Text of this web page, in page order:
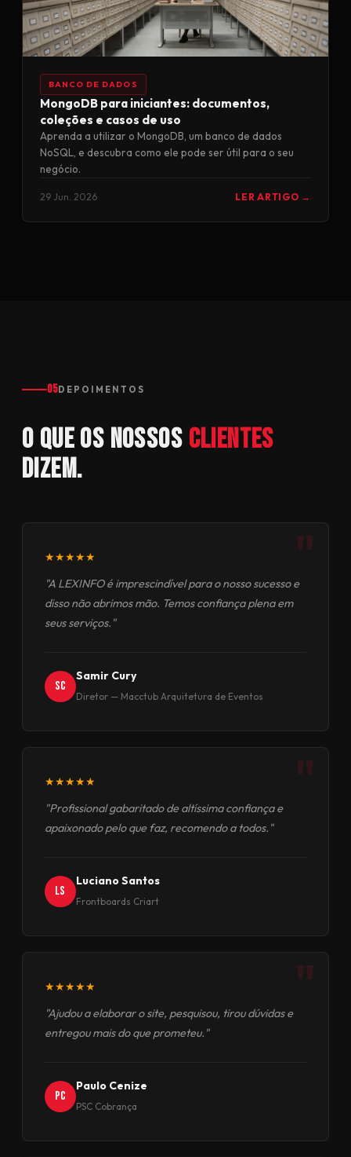
BANCO DE DADOS
MongoDB para iniciantes: documentos,
coleções e casos de uso
Aprenda a utilizar o MongoDB, um banco de dados
NoSQL, e descubra como ele pode ser útil para o seu
negócio.
29 Jun. 2026 LER ARTIGO →
05DEPOIMENTOS
O que os nossos clientes
dizem.
"
★★★★★
"A LEXINFO é imprescindível para o nosso sucesso e
disso não abrimos mão. Temos confiança plena em
seus serviços."
SC
Samir Cury
Diretor — Macctub Arquitetura de Eventos
"
★★★★★
"Profissional gabaritado de altíssima confiança e
apaixonado pelo que faz, recomendo a todos."
LS
Luciano Santos
Frontboards Criart
"
★★★★★
"Ajudou a elaborar o site, pesquisou, tirou dúvidas e
entregou mais do que prometeu."
PC
Paulo Cenize
PSC Cobrança